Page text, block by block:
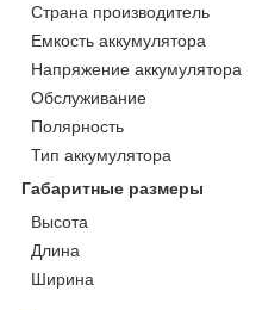
Страна производитель
Емкость аккумулятора
Напряжение аккумулятора
Обслуживание
Полярность
Тип аккумулятора
Габаритные размеры
Высота
Длина
Ширина